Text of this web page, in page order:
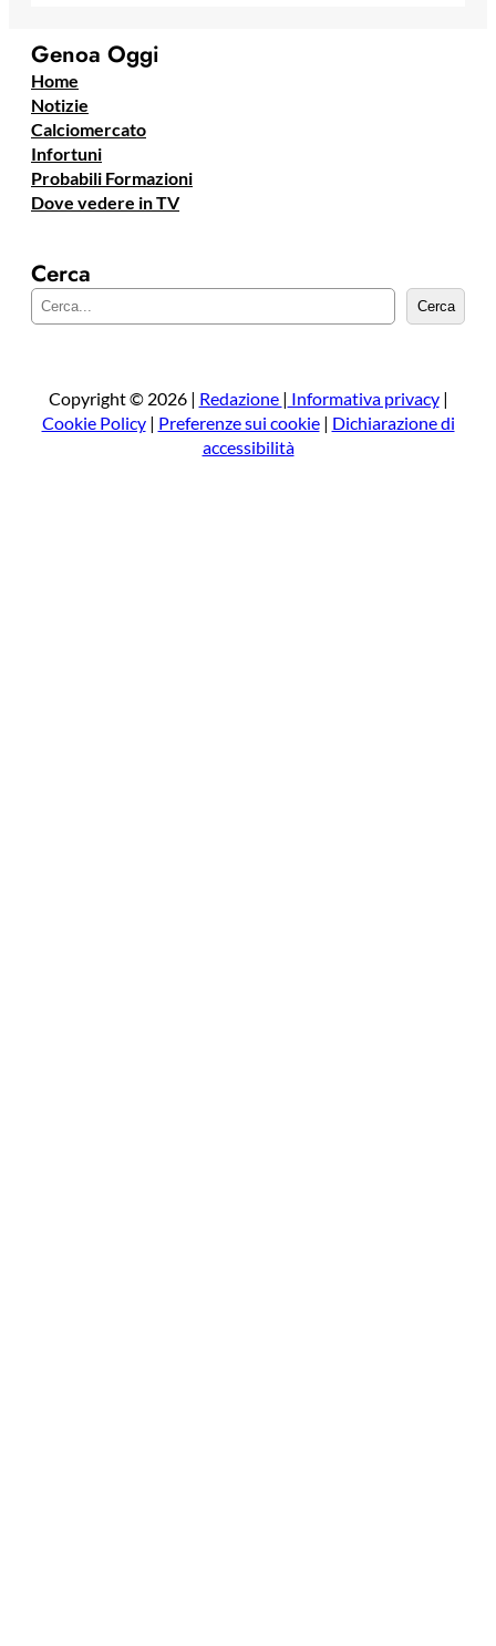
Genoa Oggi
Home
Notizie
Calciomercato
Infortuni
Probabili Formazioni
Dove vedere in TV
Cerca
e
a
Cerca
Copyright © 2026 | Redazione | Informativa privacy|
Cookie Policy| Preferenze sui cookie| Dichiarazione di
accessibilità